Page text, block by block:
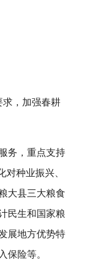
求，加强春耕
务，重点支持
种业振兴、
大县三大粮食
民生和国家粮
展地方优势特
保险等。